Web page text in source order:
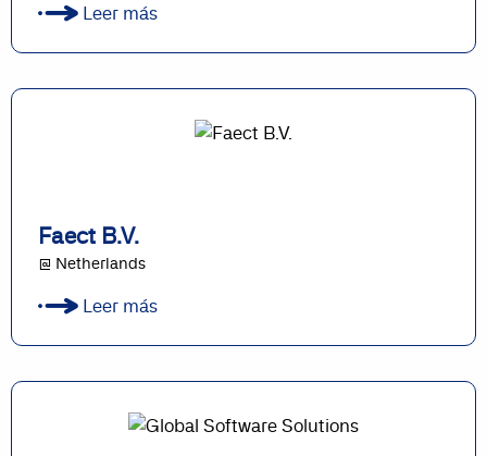
Leer más
Faect B.V.
@ Netherlands
Leer más